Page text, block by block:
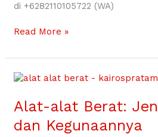
di +6282110105722 (WA)
Read More »
Alat-alat Berat:
dan Kegunaannya
Alat-
Berat:
Jenis,
Fungsi,